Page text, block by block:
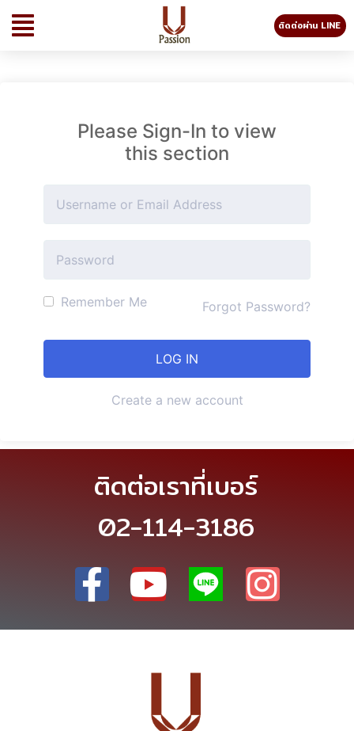
ติดต่อผ่าน LINE
Please Sign-In to view
this section
Remember Me Forgot Password?
Create a new account
ติดต่อเราที่เบอร์
02-114-3186